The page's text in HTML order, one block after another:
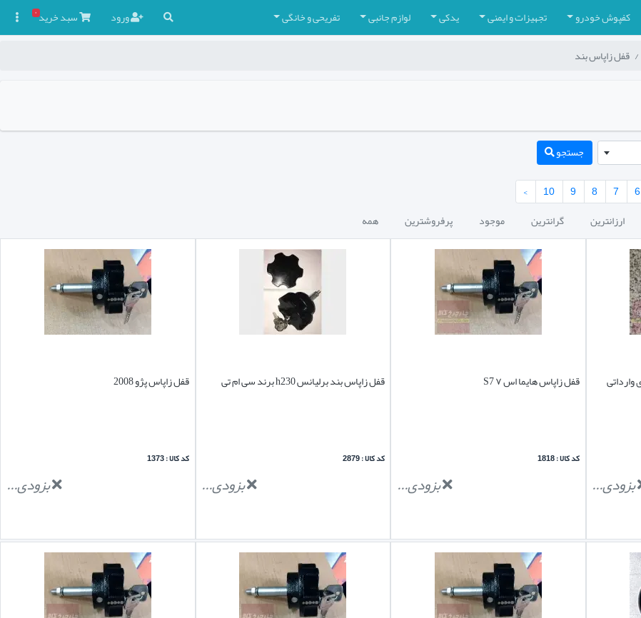
کفپوش خودرو تجهیزات و ایمنی یدکی لوازم جانبی تفریحی و خانگی ورود سبدخرید۰
قفل زاپاس بند
جستجو
6
7
8
9
10
›
ارزانترین گرانترین موجود پرفروشترین همه
بزودی...
قفل زاپاس هایما اس ۷ S7
کد کالا : 1818
بزودی...
قفل زاپاس بند برلیانس h230 برند سی ام تی
کد کالا : 2879
بزودی...
قفل زاپاس پژو 2008
کد کالا : 1373
بزودی...